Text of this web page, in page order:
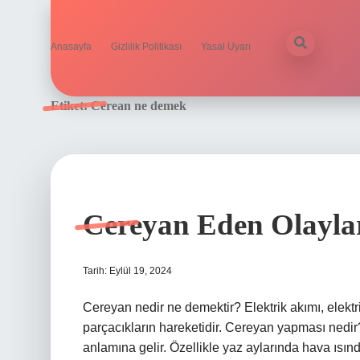
Anasayfa Gizlilik Politikası Yasal Uyarı
Etiket:Cerean ne demek
Cereyan Eden
Tarih: Eylül 19, 2024
Cereyan nedir ne demektir? Elektrik akımı,
parçacıkların hareketidir. Cereyan yapması
anlamına gelir. Özellikle yaz aylarında hava